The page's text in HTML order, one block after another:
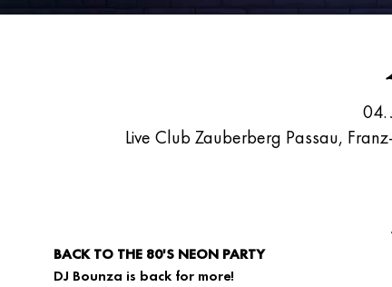
04.
Live Club Zauberberg Passau,
BACK TO THE 80'S NEON PARTY
DJ Bounza is back for more!